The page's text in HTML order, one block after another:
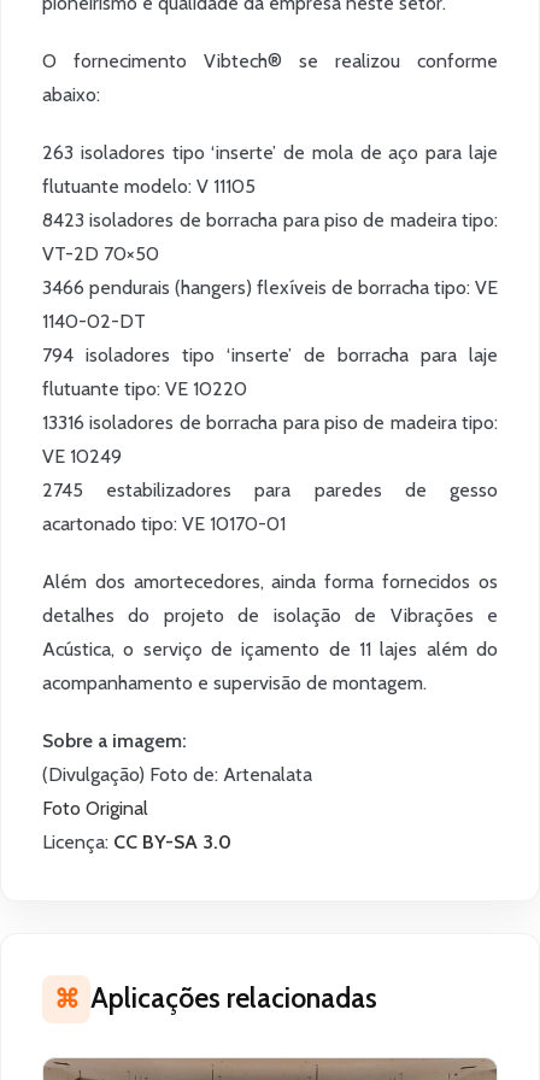
O fornecimento Vibtech® se realizou conforme
abaixo:
263 isoladores tipo ‘inserte’ de mola de aço para laje
flutuante modelo: V 11105
8423 isoladores de borracha para piso de madeira tipo:
VT-2D 70×50
3466 pendurais (hangers) flexíveis de borracha tipo: VE
1140-02-DT
794 isoladores tipo ‘inserte’ de borracha para laje
flutuante tipo: VE 10220
13316 isoladores de borracha para piso de madeira tipo:
VE 10249
2745 estabilizadores para paredes de gesso
acartonado tipo: VE 10170-01
Além dos amortecedores, ainda forma fornecidos os
detalhes do projeto de isolação de Vibrações e
Acústica, o serviço de içamento de 11 lajes além do
acompanhamento e supervisão de montagem.
Sobre a imagem:
(Divulgação) Foto de: Artenalata
Foto Original
Licença: CC BY-SA 3.0
⌘ Aplicações relacionadas